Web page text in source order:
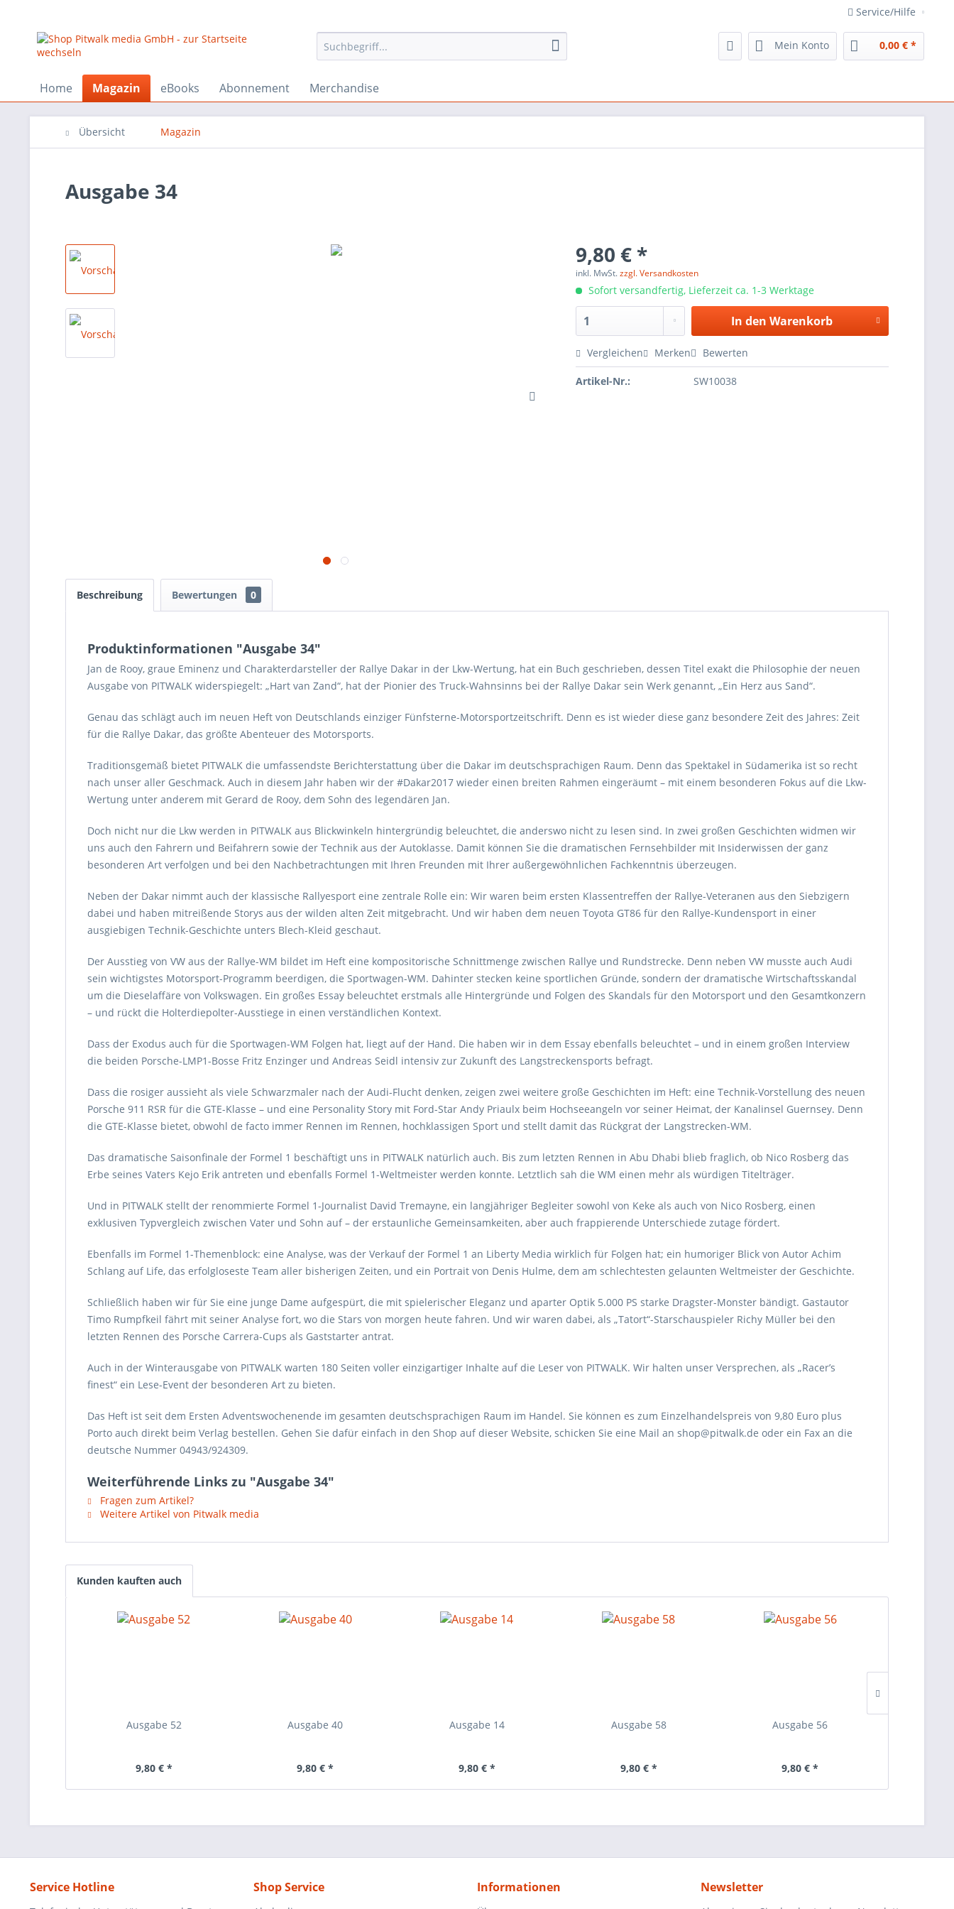
Service/Hilfe
Mein Konto 0,00 € *
Home Magazin eBooks Abonnement Merchandise
Übersicht Magazin
Ausgabe 34
9,80 € *
inkl. MwSt.zzgl. Versandkosten
Sofort versandfertig, Lieferzeit ca. 1-3 Werktage
In den Warenkorb
Vergleichen Merken Bewerten
Artikel-Nr.: SW10038
Beschreibung Bewertungen 0
Produktinformationen "Ausgabe 34"
Jan de Rooy, graue Eminenz und Charakterdarsteller der Rallye Dakar in der Lkw-Wertung, hat ein Buch geschrieben, dessen Titel exakt die Philosophie der neuen
Ausgabe von PITWALK widerspiegelt: „Hart van Zand“, hat der Pionier des Truck-Wahnsinns bei der Rallye Dakar sein Werk genannt, „Ein Herz aus Sand“.
Genau das schlägt auch im neuen Heft von Deutschlands einziger Fünfsterne-Motorsportzeitschrift. Denn es ist wieder diese ganz besondere Zeit des Jahres: Zeit
für die Rallye Dakar, das größte Abenteuer des Motorsports.
Traditionsgemäß bietet PITWALK die umfassendste Berichterstattung über die Dakar im deutschsprachigen Raum. Denn das Spektakel in Südamerika ist so recht
nach unser aller Geschmack. Auch in diesem Jahr haben wir der #Dakar2017 wieder einen breiten Rahmen eingeräumt – mit einem besonderen Fokus auf die Lkw-
Wertung unter anderem mit Gerard de Rooy, dem Sohn des legendären Jan.
Doch nicht nur die Lkw werden in PITWALK aus Blickwinkeln hintergründig beleuchtet, die anderswo nicht zu lesen sind. In zwei großen Geschichten widmen wir
uns auch den Fahrern und Beifahrern sowie der Technik aus der Autoklasse. Damit können Sie die dramatischen Fernsehbilder mit Insiderwissen der ganz
besonderen Art verfolgen und bei den Nachbetrachtungen mit Ihren Freunden mit Ihrer außergewöhnlichen Fachkenntnis überzeugen.
Neben der Dakar nimmt auch der klassische Rallyesport eine zentrale Rolle ein: Wir waren beim ersten Klassentreffen der Rallye-Veteranen aus den Siebzigern
dabei und haben mitreißende Storys aus der wilden alten Zeit mitgebracht. Und wir haben dem neuen Toyota GT86 für den Rallye-Kundensport in einer
ausgiebigen Technik-Geschichte unters Blech-Kleid geschaut.
Der Ausstieg von VW aus der Rallye-WM bildet im Heft eine kompositorische Schnittmenge zwischen Rallye und Rundstrecke. Denn neben VW musste auch Audi
sein wichtigstes Motorsport-Programm beerdigen, die Sportwagen-WM. Dahinter stecken keine sportlichen Gründe, sondern der dramatische Wirtschaftsskandal
um die Dieselaffäre von Volkswagen. Ein großes Essay beleuchtet erstmals alle Hintergründe und Folgen des Skandals für den Motorsport und den Gesamtkonzern
– und rückt die Holterdiepolter-Ausstiege in einen verständlichen Kontext.
Dass der Exodus auch für die Sportwagen-WM Folgen hat, liegt auf der Hand. Die haben wir in dem Essay ebenfalls beleuchtet – und in einem großen Interview
die beiden Porsche-LMP1-Bosse Fritz Enzinger und Andreas Seidl intensiv zur Zukunft des Langstreckensports befragt.
Dass die rosiger aussieht als viele Schwarzmaler nach der Audi-Flucht denken, zeigen zwei weitere große Geschichten im Heft: eine Technik-Vorstellung des neuen
Porsche 911 RSR für die GTE-Klasse – und eine Personality Story mit Ford-Star Andy Priaulx beim Hochseeangeln vor seiner Heimat, der Kanalinsel Guernsey. Denn
die GTE-Klasse bietet, obwohl de facto immer Rennen im Rennen, hochklassigen Sport und stellt damit das Rückgrat der Langstrecken-WM.
Das dramatische Saisonfinale der Formel 1 beschäftigt uns in PITWALK natürlich auch. Bis zum letzten Rennen in Abu Dhabi blieb fraglich, ob Nico Rosberg das
Erbe seines Vaters Kejo Erik antreten und ebenfalls Formel 1-Weltmeister werden konnte. Letztlich sah die WM einen mehr als würdigen Titelträger.
Und in PITWALK stellt der renommierte Formel 1-Journalist David Tremayne, ein langjähriger Begleiter sowohl von Keke als auch von Nico Rosberg, einen
exklusiven Typvergleich zwischen Vater und Sohn auf – der erstaunliche Gemeinsamkeiten, aber auch frappierende Unterschiede zutage fördert.
Ebenfalls im Formel 1-Themenblock: eine Analyse, was der Verkauf der Formel 1 an Liberty Media wirklich für Folgen hat; ein humoriger Blick von Autor Achim
Schlang auf Life, das erfolgloseste Team aller bisherigen Zeiten, und ein Portrait von Denis Hulme, dem am schlechtesten gelaunten Weltmeister der Geschichte.
Schließlich haben wir für Sie eine junge Dame aufgespürt, die mit spielerischer Eleganz und aparter Optik 5.000 PS starke Dragster-Monster bändigt. Gastautor
Timo Rumpfkeil fährt mit seiner Analyse fort, wo die Stars von morgen heute fahren. Und wir waren dabei, als „Tatort“-Starschauspieler Richy Müller bei den
letzten Rennen des Porsche Carrera-Cups als Gaststarter antrat.
Auch in der Winterausgabe von PITWALK warten 180 Seiten voller einzigartiger Inhalte auf die Leser von PITWALK. Wir halten unser Versprechen, als „Racer’s
finest“ ein Lese-Event der besonderen Art zu bieten.
Das Heft ist seit dem Ersten Adventswochenende im gesamten deutschsprachigen Raum im Handel. Sie können es zum Einzelhandelspreis von 9,80 Euro plus
Porto auch direkt beim Verlag bestellen. Gehen Sie dafür einfach in den Shop auf dieser Website, schicken Sie eine Mail an shop@pitwalk.de oder ein Fax an die
deutsche Nummer 04943/924309.
Weiterführende Links zu "Ausgabe 34"
Fragen zum Artikel?
Weitere Artikel von Pitwalk media
Kunden kauften auch
Ausgabe 52
9,80 € *
Ausgabe 40
9,80 € *
Ausgabe 14
9,80 € *
Ausgabe 58
9,80 € *
Ausgabe 56
9,80 € *
Service Hotline Shop Service Informationen Newsletter